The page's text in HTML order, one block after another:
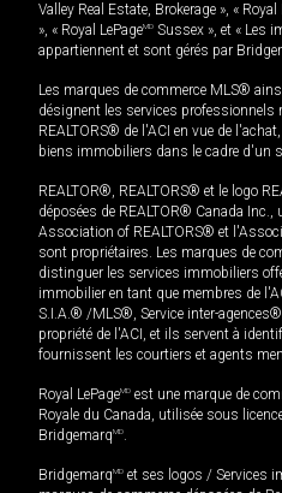
Valley Real Estate, Brokerage », « Royal
», « Royal LePageMD Sussex », et « Les
appartiennent et sont gérés par
Les marques de commerce MLS®
désignent les services professionnels
REALTORS® de l'ACI en vue de
biens immobiliers dans le cadre d'un
REALTOR®, REALTORS® et le logo
déposées de REALTOR® Canada
Association of REALTORS® et
sont propriétaires. Les marques de
distinguer les services immobiliers
immobilier en tant que membres de
S.I.A.® /MLS®, Service inter-
propriété de l'ACI, et ils servent à
fournissent les courtiers et agents
Royal LePageMD est une marque de
Royale du Canada, utilisée sous
BridgemarqMD.
BridgemarqMD et ses logos / Services